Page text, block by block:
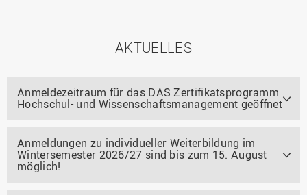
AKTUELLES
Anmeldezeitraum für das DAS Zertifikatsprogramm
Hochschul- und Wissenschaftsmanagement geöffnet
Anmeldungen zu individueller Weiterbildung im
Wintersemester 2026/27 sind bis zum 15. August
möglich!